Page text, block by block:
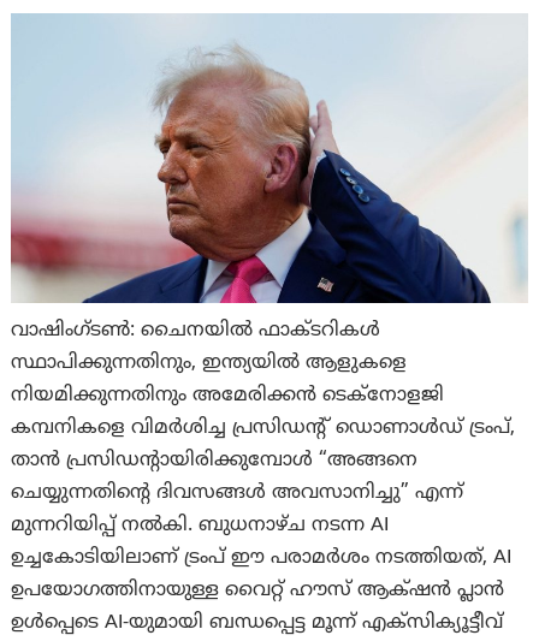
വാഷിംഗ്ടണ്‍: ചൈനയിൽ ഫാക്ടറികൾ
സ്ഥാപിക്കുന്നതിനും, ഇന്ത്യയിൽ ആളുകളെ
നിയമിക്കുന്നതിനും അമേരിക്കൻ ടെക്‌നോളജി
കമ്പനികളെ വിമർശിച്ച പ്രസിഡന്റ് ഡൊണാൾഡ് ട്രംപ്,
താന്‍ പ്രസിഡന്റായിരിക്കുമ്പോൾ “അങ്ങനെ
ചെയ്യുന്നതിന്റെ ദിവസങ്ങൾ അവസാനിച്ചു” എന്ന്
മുന്നറിയിപ്പ് നൽകി. ബുധനാഴ്ച നടന്ന AI
ഉച്ചകോടിയിലാണ് ട്രംപ് ഈ പരാമർശം നടത്തിയത്, AI
ഉപയോഗത്തിനായുള്ള വൈറ്റ് ഹൗസ് ആക്‌ഷന്‍ പ്ലാൻ
ഉൾപ്പെടെ AI-യുമായി ബന്ധപ്പെട്ട മൂന്ന് എക്സിക്യൂട്ടീവ്